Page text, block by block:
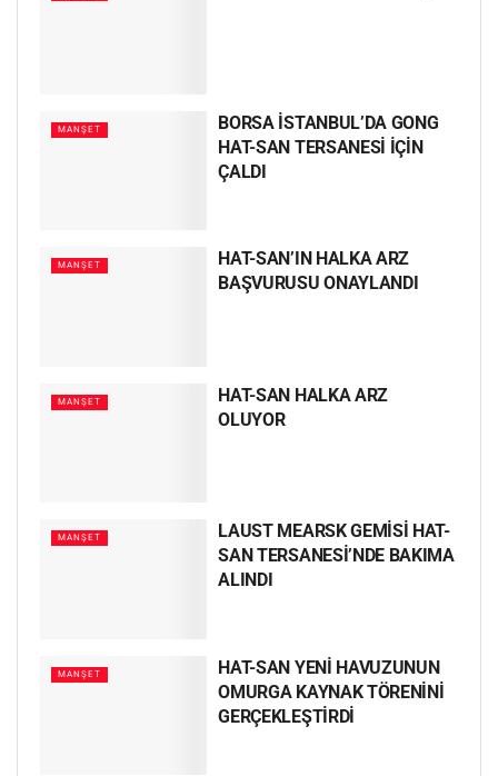
MANŞET
BORSA İSTANBUL’DA GONG
HAT-SAN TERSANESİ İÇİN
ÇALDI
MANŞET
HAT-SAN’IN HALKA ARZ
BAŞVURUSU ONAYLANDI
MANŞET
HAT-SAN HALKA ARZ
OLUYOR
MANŞET
LAUST MEARSK GEMİSİ HAT-
SAN TERSANESİ’NDE BAKIMA
ALINDI
MANŞET
HAT-SAN YENİ HAVUZUNUN
OMURGA KAYNAK TÖRENİNİ
GERÇEKLEŞTİRDİ